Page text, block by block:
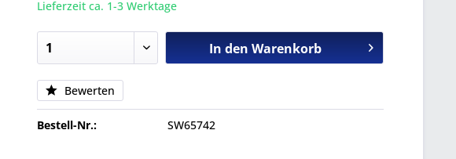
Lieferzeit ca. 1-3 Werktage
In den Warenkorb
Bewerten
Bestell-Nr.: SW65742